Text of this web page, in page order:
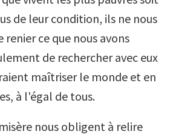
de leur condition, ils ne nous
ce que nous avons
de rechercher avec eux
maîtriser le monde et en
à l'égal de tous.
nous obligent à relire